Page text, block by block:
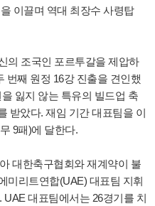
이끌며 역대 최장수 사령탑
의 조국인 포르투갈을 제압하
번째 원정 16강 진출을 견인했
잃지 않는 특유의 빌드업 축
받았다. 재임 기간 대표팀을 이
9패)에 달한다.
대한축구협회와 재계약이 불
미리트연합(UAE) 대표팀 지휘
대표팀에서는 26경기를 치